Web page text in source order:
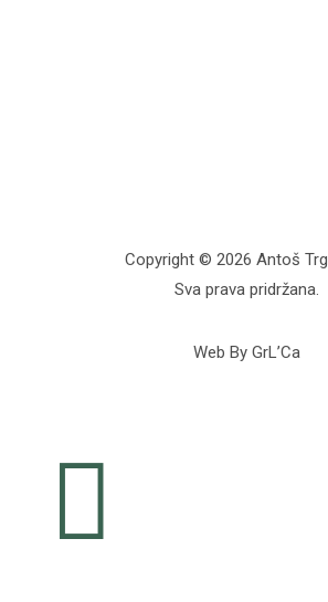
Copyright © 2026 Antoš
Sva prava pridržana.
Web By GrL’Ca
